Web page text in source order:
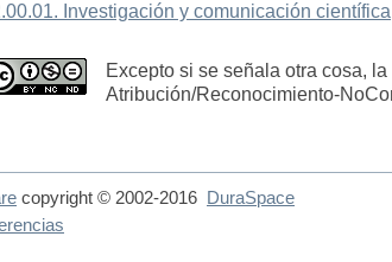
Investigación y comunicación científica
Excepto si se señala otra cosa,
Atribución/Reconocimiento-
copyright © 2002-2016 DuraSpace